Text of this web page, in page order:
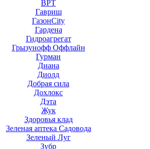
ВРТ
Гавриш
ГазонCity
Гардена
Гидроагрегат
Грызунофф Оффлайн
Гурман
Диана
Диолд
Добрая сила
Дохлокс
Дэта
Жук
Здоровья клад
Зеленая аптека Садовода
Зеленый Луг
Зубр